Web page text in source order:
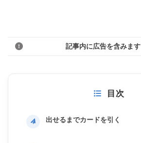
記事内に広告を含みます
目次
出せるまでカードを引く